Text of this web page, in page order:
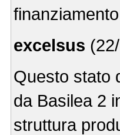
excelsus
Questo stato
da Basilea 2
struttura